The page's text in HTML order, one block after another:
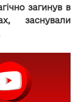
загинув в
заснували